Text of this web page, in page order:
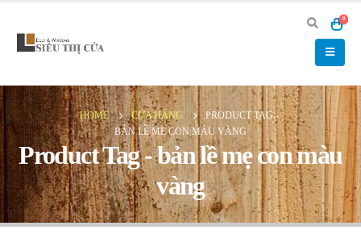
0
HOME CỬA HÀNG
PRODUCT TAG -
BẢN LỀ MẸ CON MÀU VÀNG
Product Tag - bản lề mẹ con màu
vàng